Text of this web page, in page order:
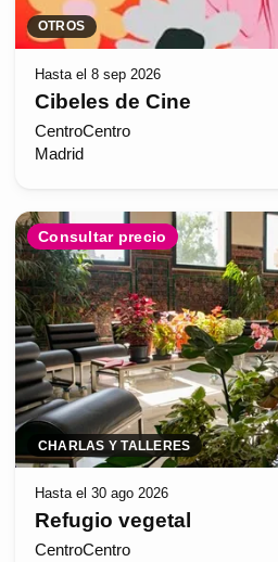
OTROS
Hasta el 8 sep 2026
Cibeles de Cine
CentroCentro
Madrid
Consultar precio
CHARLAS Y TALLERES
Hasta el 30 ago 2026
Refugio vegetal
CentroCentro